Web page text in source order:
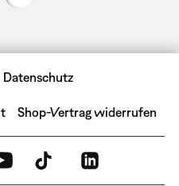
Datenschutz
Shop-Vertrag widerrufen